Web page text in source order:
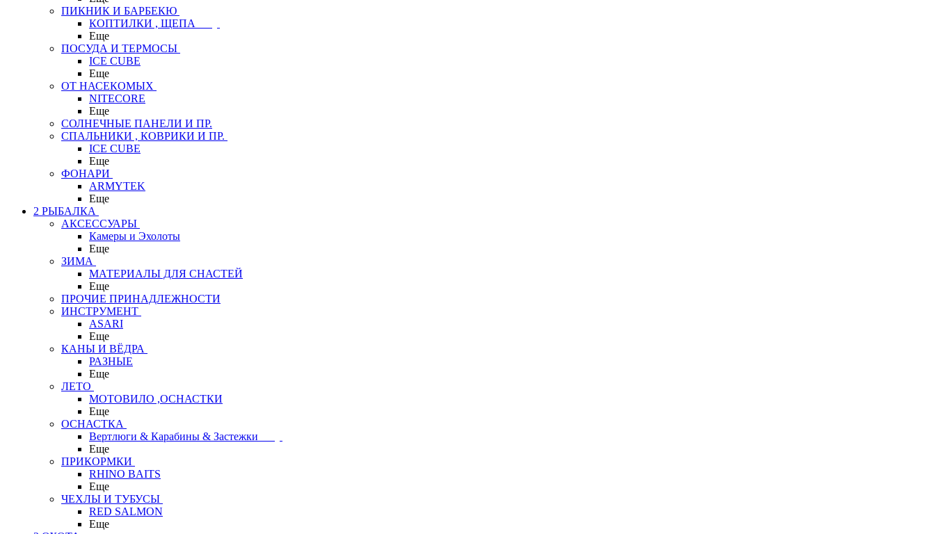
ПИКНИК И БАРБЕКЮ
КОПТИЛКИ , ЩЕПА
Еще
ПОСУДА И ТЕРМОСЫ
ICE CUBE
Еще
ОТ НАСЕКОМЫХ
NITECORE
Еще
СОЛНЕЧНЫЕ ПАНЕЛИ И ПР.
СПАЛЬНИКИ , КОВРИКИ И ПР.
ICE CUBE
Еще
ФОНАРИ
ARMYTEK
Еще
2 РЫБАЛКА
АКСЕССУАРЫ
Камеры и Эхолоты
Еще
ЗИМА
МАТЕРИАЛЫ ДЛЯ СНАСТЕЙ
Еще
ПРОЧИЕ ПРИНАДЛЕЖНОСТИ
ИНСТРУМЕНТ
ASARI
Еще
КАНЫ И ВЁДРА
РАЗНЫЕ
Еще
ЛЕТО
МОТОВИЛО ,ОСНАСТКИ
Еще
ОСНАСТКА
Вертлюги & Карабины & Застежки
Еще
ПРИКОРМКИ
RHINO BAITS
Еще
ЧЕХЛЫ И ТУБУСЫ
RED SALMON
Еще